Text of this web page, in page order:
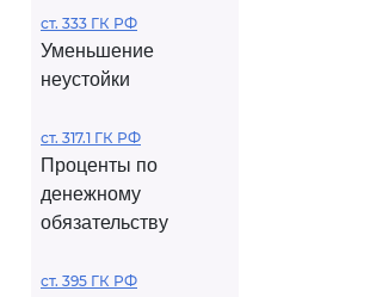
ст. 333 ГК РФ
Уменьшение
неустойки
ст. 317.1 ГК РФ
Проценты по
денежному
обязательству
ст. 395 ГК РФ